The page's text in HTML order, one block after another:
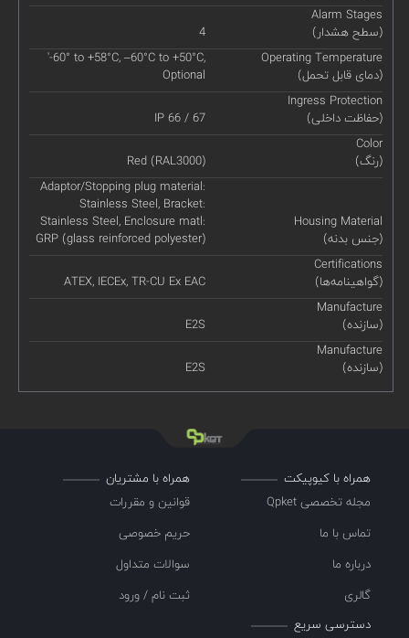
Alarm Stages
(سطح هشدار)
4
Operating Temperature
(دمای قابل تحمل)
'-60° to +58°C, –60°C to +50°C,
Optional
Ingress Protection
(حفاظت داخلی)
IP 66 / 67
Color
(رنگ)
Red (RAL3000)
Housing Material
(جنس بدنه)
Adaptor/Stopping plug material:
Stainless Steel, Bracket:
Stainless Steel, Enclosure matl:
GRP (glass reinforced polyester)
Certifications
(گواهینامه‌ها)
ATEX, IECEx, TR-CU Ex EAC
Manufacture
(سازنده)
E2S
Manufacture
(سازنده)
E2S
همراه با کیوپیکت
مجله تخصصی Qpket
تماس با ما
درباره ما
گالری
همراه با مشتریان
قوانین و مقررات
حریم خصوصی
سوالات متداول
ثبت نام / ورود
دسترسی سریع